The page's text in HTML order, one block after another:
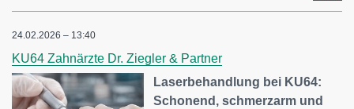
24.02.2026 – 13:40
KU64 Zahnärzte Dr. Ziegler & Partner
Laserbehandlung bei KU64:
Schonend, schmerzarm und